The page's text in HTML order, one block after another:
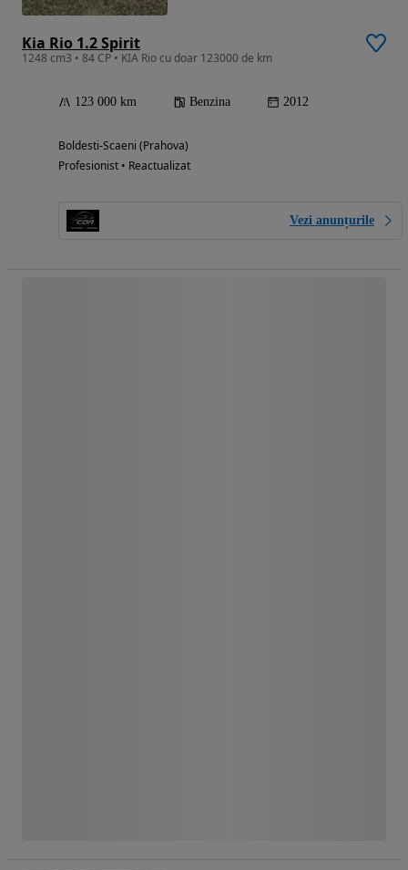
Kia Rio 1.2 Spirit
1248 cm3 • 84 CP • KIA Rio cu doar 123000 de km
123 000 km Benzina 2012
Boldesti-Scaeni (Prahova)
Profesionist • Reactualizat
Vezi anunțurile